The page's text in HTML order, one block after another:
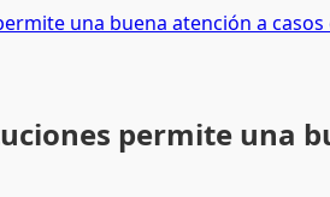
una buena atención a
permite una